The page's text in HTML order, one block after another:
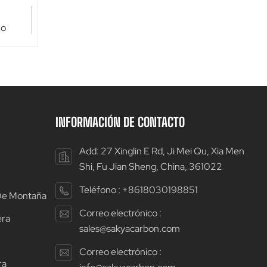
Montaña
INFORMACIÓN DE CONTACTO
Add: 27 Xinglin E Rd, Ji Mei Qu, Xia Men
Shi, Fu Jian Sheng, China, 361022
Teléfono : +8618030198851
Correo electrónico :
sales@sakyacarbon.com
Correo electrónico :